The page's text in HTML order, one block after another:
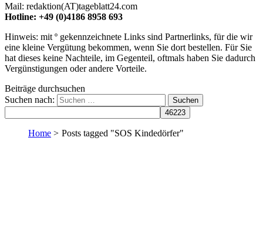
Mail: redaktion(AT)tageblatt24.com
Hotline: +49 (0)4186 8958 693
Hinweis: mit º gekennzeichnete Links sind Partnerlinks, für die wir
eine kleine Vergütung bekommen, wenn Sie dort bestellen. Für Sie
hat dieses keine Nachteile, im Gegenteil, oftmals haben Sie dadurch
Vergünstigungen oder andere Vorteile.
Beiträge durchsuchen
Suchen nach:
Home > Posts tagged "SOS Kindedörfer"